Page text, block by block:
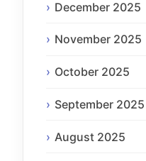
December 2025
November 2025
October 2025
September 2025
August 2025